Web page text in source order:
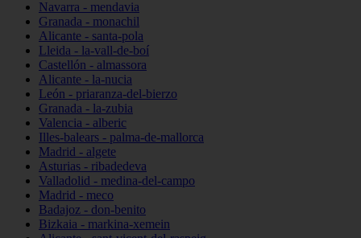
Navarra - mendavia
Granada - monachil
Alicante - santa-pola
Lleida - la-vall-de-boí
Castellón - almassora
Alicante - la-nucia
León - priaranza-del-bierzo
Granada - la-zubia
Valencia - alberic
Illes-balears - palma-de-mallorca
Madrid - algete
Asturias - ribadedeva
Valladolid - medina-del-campo
Madrid - meco
Badajoz - don-benito
Bizkaia - markina-xemein